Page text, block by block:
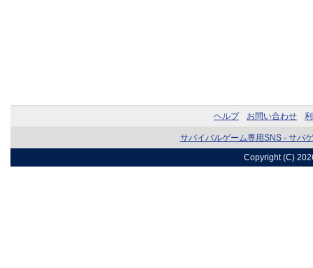
ヘルプ お問い合わせ
サバイバルゲーム専用SNS - サバ
Copyright (C)